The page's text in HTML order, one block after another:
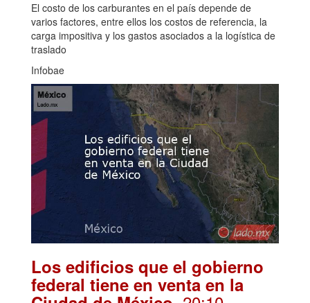
El costo de los carburantes en el país depende de
varios factores, entre ellos los costos de referencia, la
carga impositiva y los gastos asociados a la logística de
traslado
Infobae
Los edificios que el gobierno
federal tiene en venta en la